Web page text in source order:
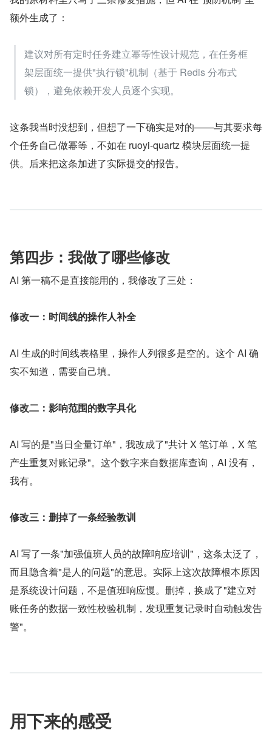
额外生成了：
建议对所有定时任务建立幂等性设计规范，在任务框
架层面统一提供"执行锁"机制（基于 Redis 分布式
锁），避免依赖开发人员逐个实现。
这条我当时没想到，但想了一下确实是对的——与其要求每
个任务自己做幂等，不如在 ruoyi-quartz 模块层面统一提
供。后来把这条加进了实际提交的报告。
第四步：我做了哪些修改
AI 第一稿不是直接能用的，我修改了三处：
修改一：时间线的操作人补全
AI 生成的时间线表格里，操作人列很多是空的。这个 AI 确
实不知道，需要自己填。
修改二：影响范围的数字具化
AI 写的是"当日全量订单"，我改成了"共计 X 笔订单，X 笔
产生重复对账记录"。这个数字来自数据库查询，AI 没有，
我有。
修改三：删掉了一条经验教训
AI 写了一条"加强值班人员的故障响应培训"，这条太泛了，
而且隐含着"是人的问题"的意思。实际上这次故障根本原因
是系统设计问题，不是值班响应慢。删掉，换成了"建立对
账任务的数据一致性校验机制，发现重复记录时自动触发告
警"。
用下来的感受